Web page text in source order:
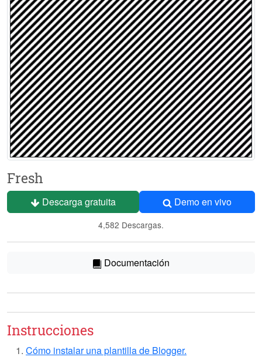
Fresh
Descarga gratuita Demo en vivo
4,582 Descargas.
Documentación
Instrucciones
Cómo instalar una plantilla de Blogger.